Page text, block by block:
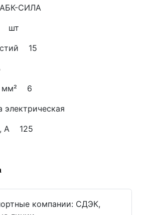
СИЛА
шт
15
мм² 6
А 125
компании: СДЭК,